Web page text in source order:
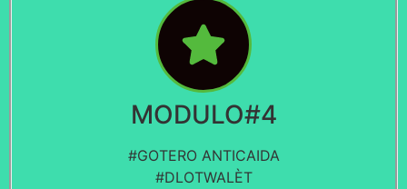
MODULO#4
#GOTERO ANTICAIDA
#DLOTWALÈT